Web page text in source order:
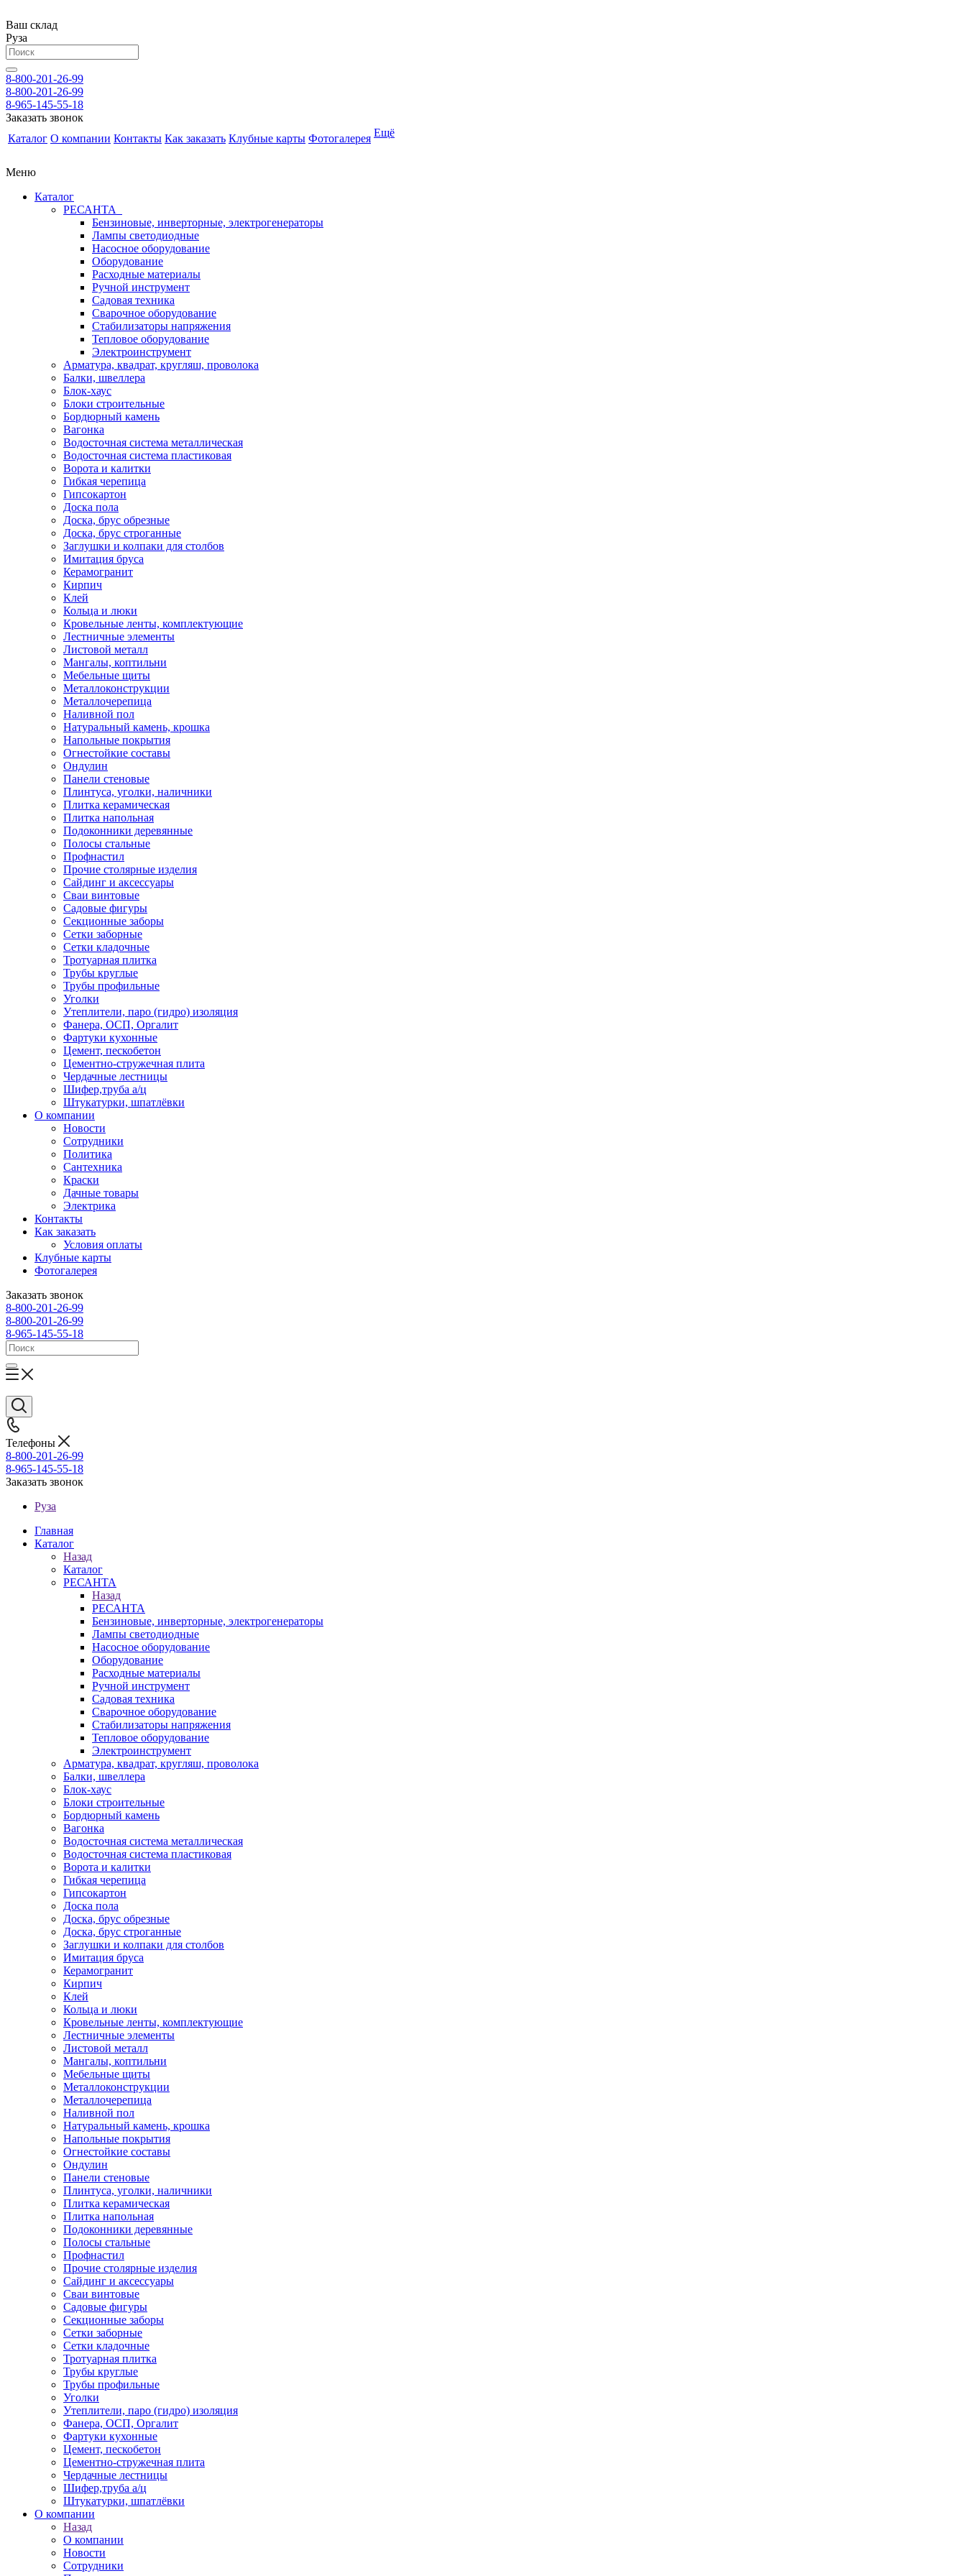
Ваш склад
Руза
8-800-201-26-99
8-800-201-26-99
8-965-145-55-18
Заказать звонок
Каталог О компании Контакты Как заказать Клубные карты Фотогалерея Ещё
Меню
Каталог
РЕСАНТА
Бензиновые, инверторные, электрогенераторы
Лампы светодиодные
Насосное оборудование
Оборудование
Расходные материалы
Ручной инструмент
Садовая техника
Сварочное оборудование
Стабилизаторы напряжения
Тепловое оборудование
Электроинструмент
Арматура, квадрат, кругляш, проволока
Балки, швеллера
Блок-хаус
Блоки строительные
Бордюрный камень
Вагонка
Водосточная система металлическая
Водосточная система пластиковая
Ворота и калитки
Гибкая черепица
Гипсокартон
Доска пола
Доска, брус обрезные
Доска, брус строганные
Заглушки и колпаки для столбов
Имитация бруса
Керамогранит
Кирпич
Клей
Кольца и люки
Кровельные ленты, комплектующие
Лестничные элементы
Листовой металл
Мангалы, коптильни
Мебельные щиты
Металлоконструкции
Металлочерепица
Наливной пол
Натуральный камень, крошка
Напольные покрытия
Огнестойкие составы
Ондулин
Панели стеновые
Плинтуса, уголки, наличники
Плитка керамическая
Плитка напольная
Подоконники деревянные
Полосы стальные
Профнастил
Прочие столярные изделия
Сайдинг и аксессуары
Сваи винтовые
Садовые фигуры
Секционные заборы
Сетки заборные
Сетки кладочные
Тротуарная плитка
Трубы круглые
Трубы профильные
Уголки
Утеплители, паро (гидро) изоляция
Фанера, ОСП, Оргалит
Фартуки кухонные
Цемент, пескобетон
Цементно-стружечная плита
Чердачные лестницы
Шифер,труба а/ц
Штукатурки, шпатлёвки
О компании
Новости
Сотрудники
Политика
Сантехника
Краски
Дачные товары
Электрика
Контакты
Как заказать
Условия оплаты
Клубные карты
Фотогалерея
Заказать звонок
8-800-201-26-99
8-800-201-26-99
8-965-145-55-18
Телефоны
8-800-201-26-99
8-965-145-55-18
Заказать звонок
Руза
Главная
Каталог
Назад
Каталог
РЕСАНТА
Назад
РЕСАНТА
Бензиновые, инверторные, электрогенераторы
Лампы светодиодные
Насосное оборудование
Оборудование
Расходные материалы
Ручной инструмент
Садовая техника
Сварочное оборудование
Стабилизаторы напряжения
Тепловое оборудование
Электроинструмент
Арматура, квадрат, кругляш, проволока
Балки, швеллера
Блок-хаус
Блоки строительные
Бордюрный камень
Вагонка
Водосточная система металлическая
Водосточная система пластиковая
Ворота и калитки
Гибкая черепица
Гипсокартон
Доска пола
Доска, брус обрезные
Доска, брус строганные
Заглушки и колпаки для столбов
Имитация бруса
Керамогранит
Кирпич
Клей
Кольца и люки
Кровельные ленты, комплектующие
Лестничные элементы
Листовой металл
Мангалы, коптильни
Мебельные щиты
Металлоконструкции
Металлочерепица
Наливной пол
Натуральный камень, крошка
Напольные покрытия
Огнестойкие составы
Ондулин
Панели стеновые
Плинтуса, уголки, наличники
Плитка керамическая
Плитка напольная
Подоконники деревянные
Полосы стальные
Профнастил
Прочие столярные изделия
Сайдинг и аксессуары
Сваи винтовые
Садовые фигуры
Секционные заборы
Сетки заборные
Сетки кладочные
Тротуарная плитка
Трубы круглые
Трубы профильные
Уголки
Утеплители, паро (гидро) изоляция
Фанера, ОСП, Оргалит
Фартуки кухонные
Цемент, пескобетон
Цементно-стружечная плита
Чердачные лестницы
Шифер,труба а/ц
Штукатурки, шпатлёвки
О компании
Назад
О компании
Новости
Сотрудники